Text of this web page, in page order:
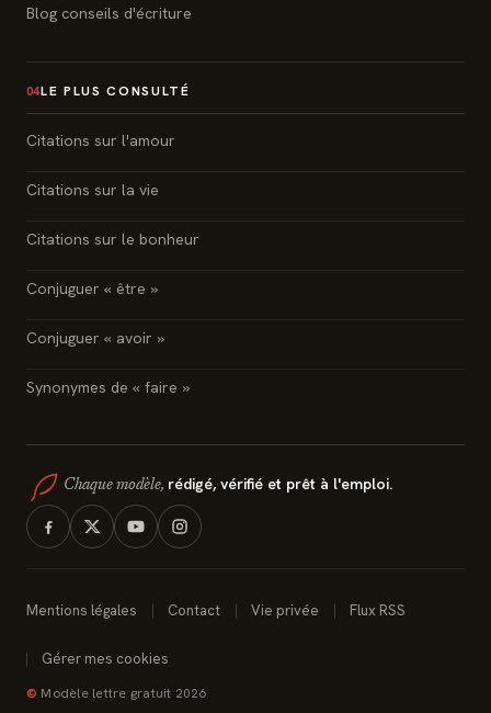
Blog conseils d'écriture
04LE PLUS CONSULTÉ
Citations sur l'amour
Citations sur la vie
Citations sur le bonheur
Conjuguer « être »
Conjuguer « avoir »
Synonymes de « faire »
Chaque modèle, rédigé, vérifié et prêt à l'emploi.
Mentions légales Contact Vie privée Flux RSS
Gérer mes cookies
© Modèle lettre gratuit 2026